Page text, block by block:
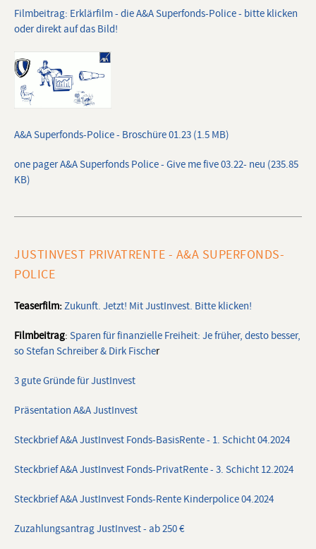
Filmbeitrag: Erklärfilm - die A&A Superfonds-Police - bitte klicken
oder direkt auf das Bild!
A&A Superfonds-Police - Broschüre 01.23 (1.5 MB)
one pager A&A Superfonds Police - Give me five 03.22- neu (235.85
KB)
JUSTINVEST PRIVATRENTE - A&A SUPERFONDS-
POLICE
Teaserfilm:Zukunft. Jetzt! Mit JustInvest. Bitte klicken!
Filmbeitrag: Sparen für finanzielle Freiheit: Je früher, desto besser,
so Stefan Schreiber & Dirk Fischer
3 gute Gründe für JustInvest
Präsentation A&A JustInvest
Steckbrief A&A JustInvest Fonds-BasisRente - 1. Schicht 04.2024
Steckbrief A&A JustInvest Fonds-PrivatRente - 3. Schicht 12.2024
Steckbrief A&A JustInvest Fonds-Rente Kinderpolice 04.2024
Zuzahlungsantrag JustInvest - ab 250 €